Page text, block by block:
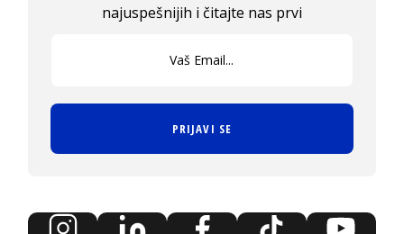
najuspešnijih i čitajte nas prvi
PRIJAVI SE